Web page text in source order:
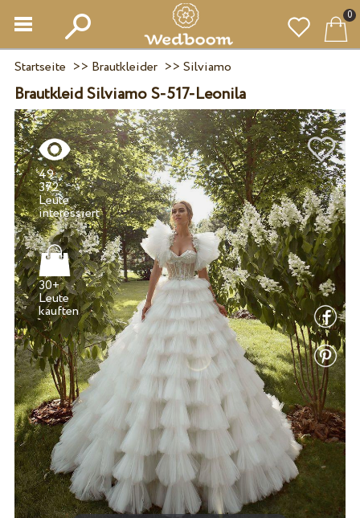
0
Startseite >> Brautkleider>> Silviamo
Brautkleid Silviamo S-517-Leonila
49
372
Leute
interessiert
30+
Leute
kauften